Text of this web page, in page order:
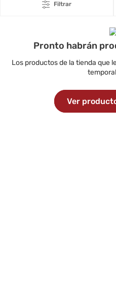
Filtrar
Pronto habrán
Los productos de la tienda que
Ver